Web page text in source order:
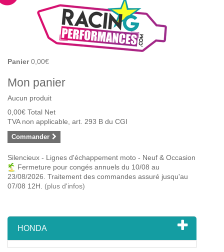
Panier 0,00€
Mon panier
Aucun produit
0,00€ Total Net
TVA non applicable, art. 293 B du CGI
Commander
Silencieux - Lignes d'échappement moto - Neuf & Occasion
Fermeture pour congés annuels du 10/08 au
23/08/2026. Traitement des commandes assuré jusqu'au
07/08 12H. (plus d'infos)
HONDA